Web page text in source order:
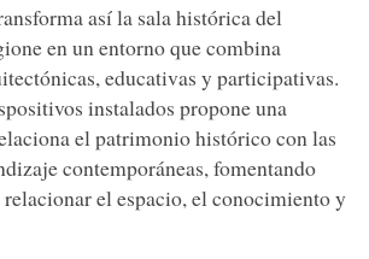
así la sala histórica del
en un entorno que combina
educativas y participativas.
instalados propone una
el patrimonio histórico con las
contemporáneas, fomentando
relacionar el espacio, el conocimiento y